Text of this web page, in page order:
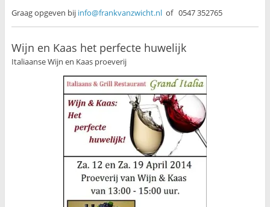
Graag opgeven bij info@frankvanzwicht.nlof 0547 352765
Wijn en Kaas het perfecte huwelijk
Italiaanse Wijn en Kaas proeverij